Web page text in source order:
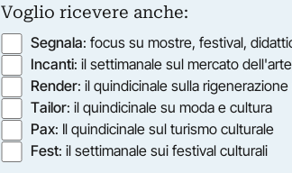
Voglio ricevere anche:
Segnala: focus su mostre, festival,
Incanti: il settimanale sul mercato dell'arte
Render: il quindicinale sulla
Tailor: il quindicinale su moda e cultura
Pax: Il quindicinale sul turismo culturale
Fest: il settimanale sui festival culturali